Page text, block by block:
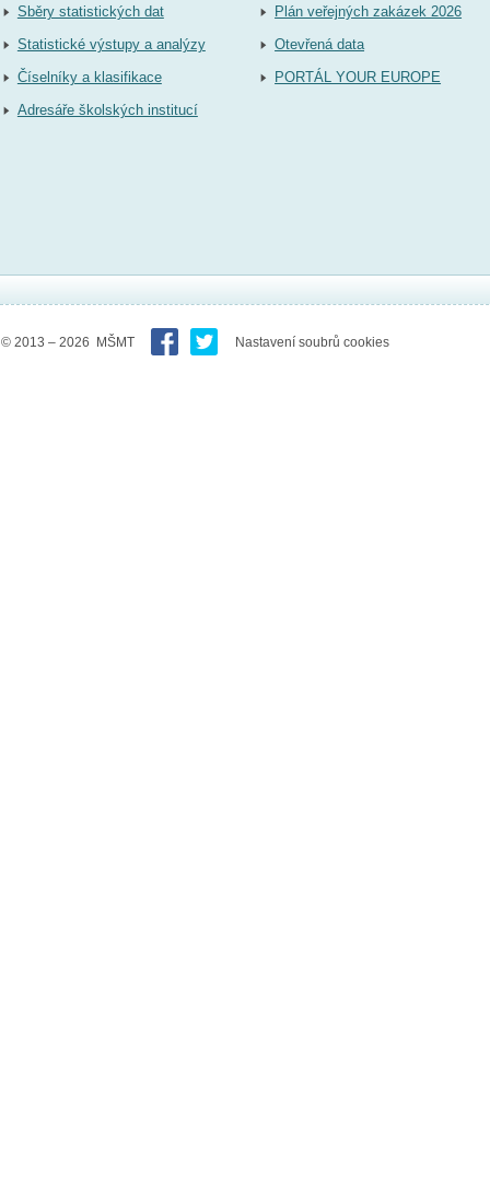
Sběry statistických dat
Statistické výstupy a analýzy
Číselníky a klasifikace
Adresáře školských institucí
Plán veřejných zakázek 2026
Otevřená data
PORTÁL YOUR EUROPE
© 2013 – 2026 MŠMT Nastavení soubrů cookies